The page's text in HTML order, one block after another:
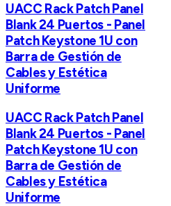
UACC Rack Patch Panel
Blank 24 Puertos - Panel
Patch Keystone 1U con
Barra de Gestión de
Cables y Estética
Uniforme
UACC Rack Patch Panel
Blank 24 Puertos - Panel
Patch Keystone 1U con
Barra de Gestión de
Cables y Estética
Uniforme